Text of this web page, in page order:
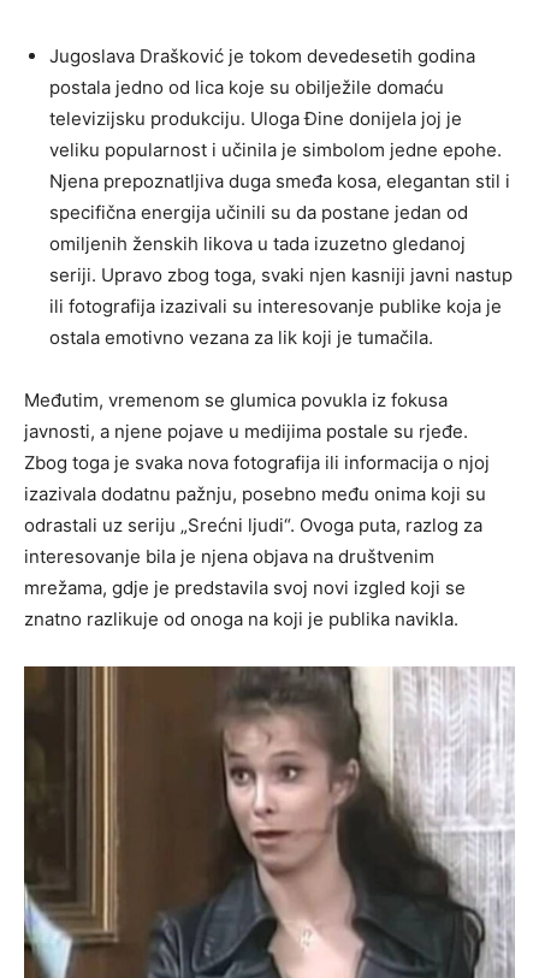
Jugoslava Drašković je tokom devedesetih godina
postala jedno od lica koje su obilježile domaću
televizijsku produkciju. Uloga Đine donijela joj je
veliku popularnost i učinila je simbolom jedne epohe.
Njena prepoznatljiva duga smeđa kosa, elegantan stil i
specifična energija učinili su da postane jedan od
omiljenih ženskih likova u tada izuzetno gledanoj
seriji. Upravo zbog toga, svaki njen kasniji javni nastup
ili fotografija izazivali su interesovanje publike koja je
ostala emotivno vezana za lik koji je tumačila.
Međutim, vremenom se glumica povukla iz fokusa
javnosti, a njene pojave u medijima postale su rjeđe.
Zbog toga je svaka nova fotografija ili informacija o njoj
izazivala dodatnu pažnju, posebno među onima koji su
odrastali uz seriju „Srećni ljudi“. Ovoga puta, razlog za
interesovanje bila je njena objava na društvenim
mrežama, gdje je predstavila svoj novi izgled koji se
znatno razlikuje od onoga na koji je publika navikla.